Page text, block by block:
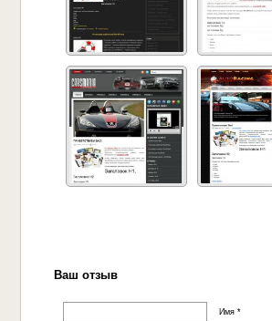
Ваш отзыв
Имя *